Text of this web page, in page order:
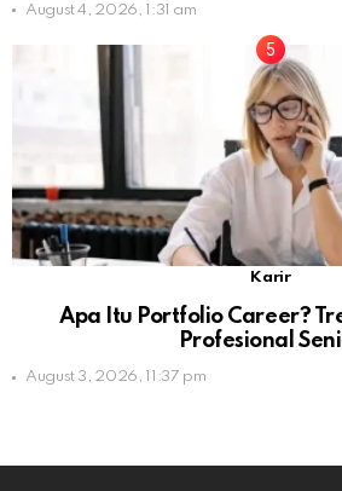
August 4, 2026, 1:31 am
Karir
Apa Itu Portfolio Career?
Profesional
August 3, 2026, 11:37 pm